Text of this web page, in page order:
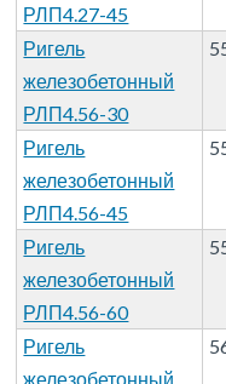
РЛП4.27-45
Ригель
железобетонный
РЛП4.56-30
Ригель
железобетонный
РЛП4.56-45
Ригель
железобетонный
РЛП4.56-60
Ригель
железобетонный